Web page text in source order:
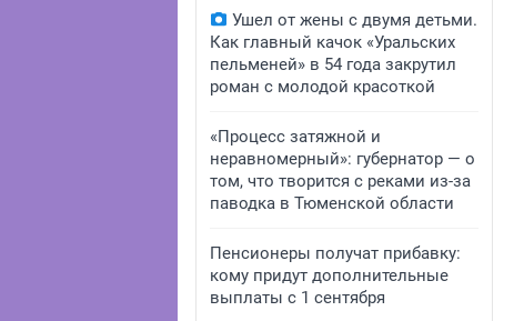
Ушел от жены с двумя детьми.
Как главный качок «Уральских
пельменей» в 54 года закрутил
роман с молодой красоткой
«Процесс затяжной и
неравномерный»: губернатор — о
том, что творится с реками из-за
паводка в Тюменской области
Пенсионеры получат прибавку:
кому придут дополнительные
выплаты с 1 сентября